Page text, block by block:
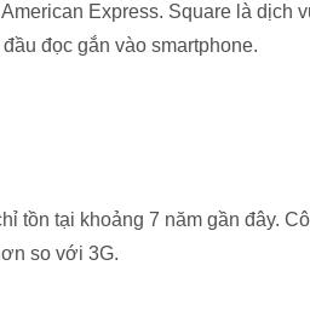
Express. Square là dịch
đọc gắn vào smartphone.
tồn tại khoảng 7 năm gần đây.
so với 3G.